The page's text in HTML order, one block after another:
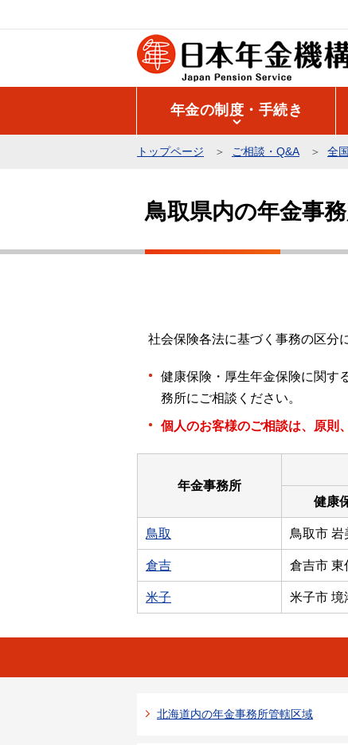
の
年金の制度・手続き
トップページ ご相談・Q&A 全
鳥取県内の年金事
社会保険各法に基づく事務の区分
健康保険・厚生年金保険に関す
務所にご相談ください。
個人のお客様のご相談は、原則
年金事務所
健康
鳥取 鳥取市 岩
倉吉 倉吉市 東
米子 米子市 境
北海道内の年金事務所管轄区域